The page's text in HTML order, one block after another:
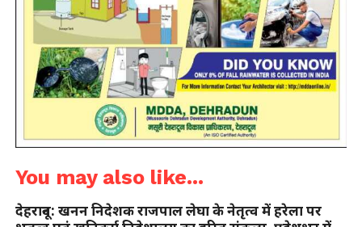
You may also like...
देहरादून: खनन निदेशक राजपाल लेघा के नेतृत्व में हरेला पर